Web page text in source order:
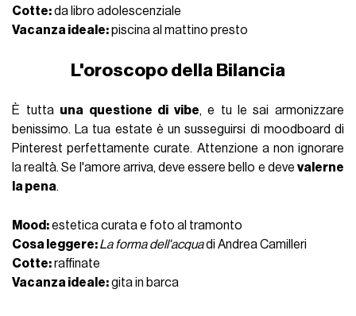
Cotte:da libro adolescenziale
Vacanza ideale:piscina al mattino presto
L'oroscopo della Bilancia
È tutta una questione di vibe, e tu le sai armonizzare
benissimo. La tua estate è un susseguirsi di moodboard di
Pinterest perfettamente curate. Attenzione a non ignorare
la realtà. Se l'amore arriva, deve essere bello e deve valerne
la pena.
Mood:estetica curata e foto al tramonto
Cosa leggere:La forma dell'acquadi Andrea Camilleri
Cotte:raffinate
Vacanza ideale:gita in barca